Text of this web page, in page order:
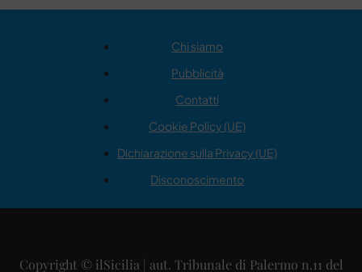
Chi siamo
Pubblicità
Contatti
Cookie Policy (UE)
Dichiarazione sulla Privacy (UE)
Disconoscimento
Copyright © ilSicilia | aut. Tribunale di Palermo n.11 del